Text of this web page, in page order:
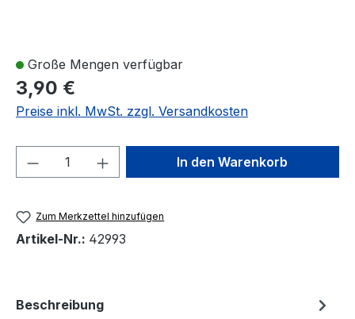
Große Mengen verfügbar
3,90 €
Preise inkl. MwSt. zzgl. Versandkosten
Produkt Anzahl: Gib denIn den Warenkorb
Zum Merkzettel hinzufügen
Artikel-Nr.: 42993
Beschreibung